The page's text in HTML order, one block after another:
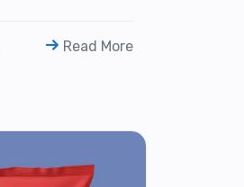
Read More